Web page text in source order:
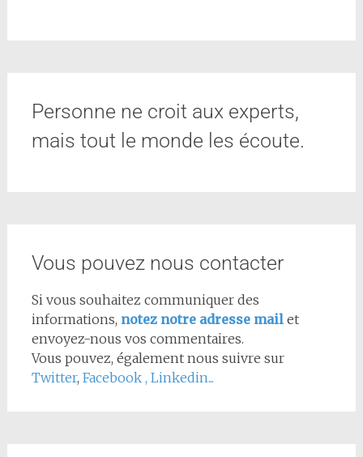
Personne ne croit aux experts,
mais tout le monde les écoute.
Vous pouvez nous contacter
Si vous souhaitez communiquer des
informations, notez notre adresse mail et
envoyez-nous vos commentaires.
Vous pouvez, également nous suivre sur
Twitter, Facebook , Linkedin...